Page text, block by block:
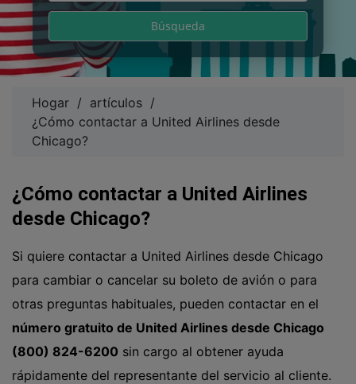
Búsqueda
Hogar / artículos /
¿Cómo contactar a United Airlines desde
Chicago?
¿Cómo contactar a United Airlines
desde Chicago?
Si quiere contactar a United Airlines desde Chicago
para cambiar o cancelar su boleto de avión o para
otras preguntas habituales, pueden contactar en el
número gratuito de United Airlines desde Chicago
(800) 824-6200 sin cargo al obtener ayuda
rápidamente del representante del servicio al cliente.